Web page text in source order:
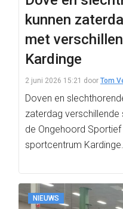
kunnen
met
Kardinge
2 juni 2026 15:21 door Tom
Doven en
zaterdag
de Ongehoord
sportcentrum Kardinge.
NIEUWS